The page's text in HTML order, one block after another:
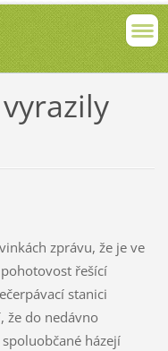
zprávu, že je ve
řešící
stanici
že do nedávno
házejí